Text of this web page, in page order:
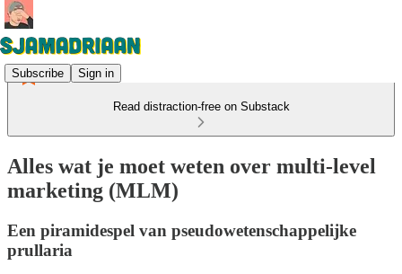
Subscribe Sign in
Read distraction-free on Substack
Alles wat je moet weten over multi-level
marketing (MLM)
Een piramidespel van pseudowetenschappelijke
prullaria